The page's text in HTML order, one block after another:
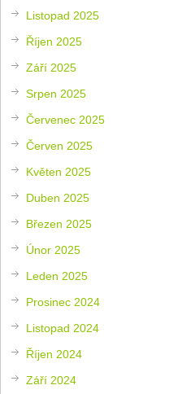
Listopad 2025
Říjen 2025
Září 2025
Srpen 2025
Červenec 2025
Červen 2025
Květen 2025
Duben 2025
Březen 2025
Únor 2025
Leden 2025
Prosinec 2024
Listopad 2024
Říjen 2024
Září 2024